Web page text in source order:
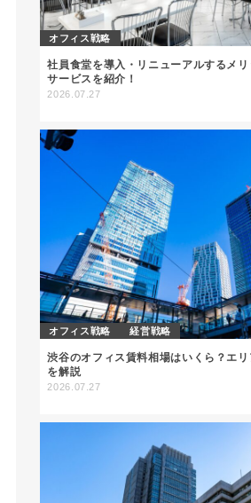
オフィス戦略
社員食堂を導入・リニューアルするメ
サービスを紹介！
2026.07.27
オフィス戦略 経営戦略
渋谷のオフィス賃料相場はいくら？エ
を解説
2026.07.27